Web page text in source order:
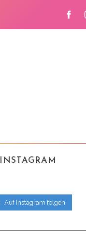
INSTAGRAM
Auf Instagram folgen